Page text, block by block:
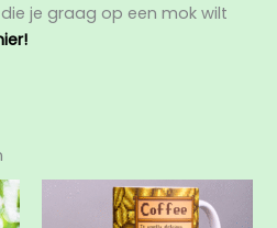
je graag op een mok wilt